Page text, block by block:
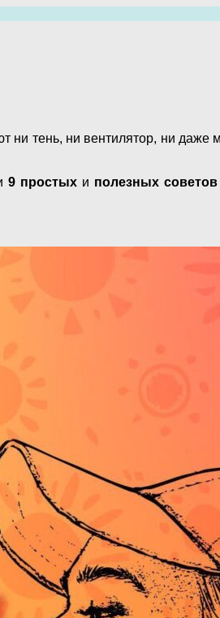
ни тень, ни вентилятор, ни даже
9 простыхи полезных советов